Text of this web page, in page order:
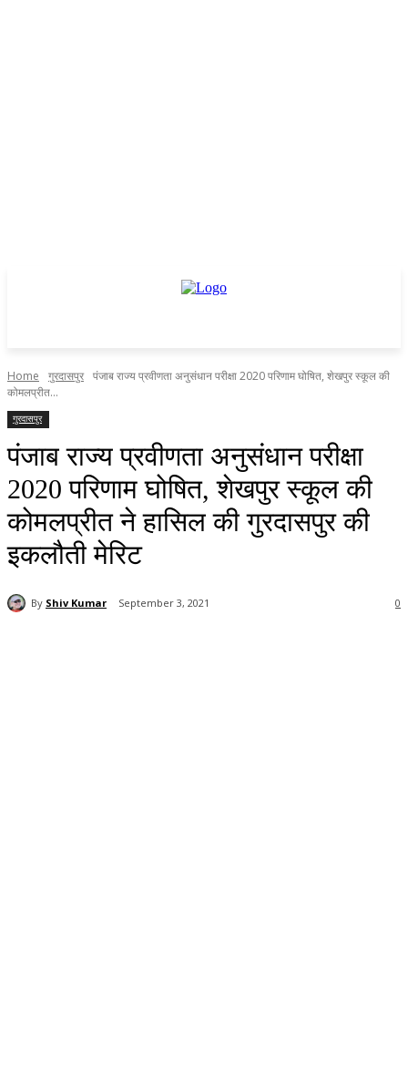
Home गुरदासपुर पंजाब राज्य प्रवीणता अनुसंधान परीक्षा 2020 परिणाम घोषित, शेखपुर स्कूल की
कोमलप्रीत...
गुरदासपुर
पंजाब राज्य प्रवीणता अनुसंधान परीक्षा
2020 परिणाम घोषित, शेखपुर स्कूल की
कोमलप्रीत ने हासिल की गुरदासपुर की
इकलौती मेरिट
By Shiv Kumar September 3, 2021 0